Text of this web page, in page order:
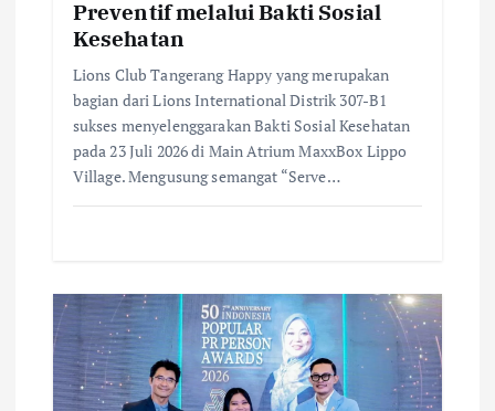
Preventif melalui Bakti Sosial
Kesehatan
Lions Club Tangerang Happy yang merupakan
bagian dari Lions International Distrik 307-B1
sukses menyelenggarakan Bakti Sosial Kesehatan
pada 23 Juli 2026 di Main Atrium MaxxBox Lippo
Village. Mengusung semangat “Serve…